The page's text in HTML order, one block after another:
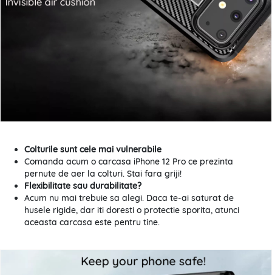
Colturile sunt cele mai vulnerabile
Comanda acum o carcasa iPhone 12 Pro ce prezinta
pernute de aer la colturi. Stai fara griji!
Flexibilitate sau durabilitate?
Acum nu mai trebuie sa alegi. Daca te-ai saturat de
husele rigide, dar iti doresti o protectie sporita, atunci
aceasta carcasa este pentru tine.